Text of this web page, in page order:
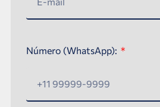
Número (WhatsApp):